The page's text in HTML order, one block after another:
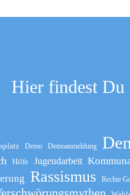
Hier findest Du
Demo Demoanmeldung
Hilfe Jugendarbeit
Rassismus Rechte